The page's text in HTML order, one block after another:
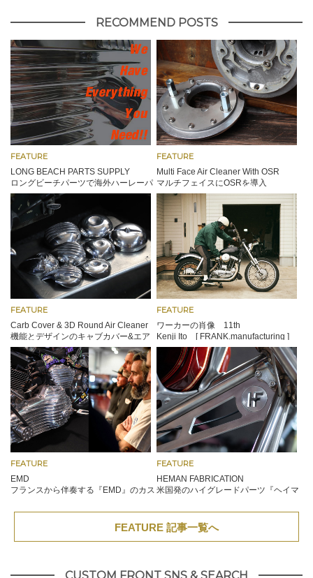
RECOMMEND POSTS
FEATURE
LONG BEACH PARTS SUPPLY
ロングビーチパーツで海外ハーレーパ
ーツを調達
FEATURE
Multi Face Air Cleaner With OSR
マルチフェイスにOSRを導入
FEATURE
Carb Cover & 3D Round Air Cleaner
機能とデザインのキャブカバー&エア
クリーナー
FEATURE
ワーカーの肖像 11th
Kenji Ito [ FRANK.manufacturing ]
FEATURE
EMD
フランスから伴奏する『EMD』のカス
FEATURE
HEMAN FABRICATION
米国発のハイグレードパーツ『ヘイマ
FEATURE 記事一覧へ